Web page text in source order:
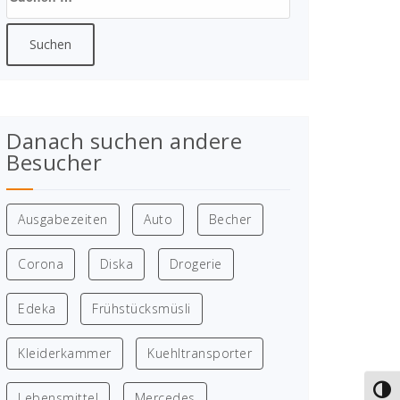
Danach suchen andere
Besucher
Ausgabezeiten Auto Becher
Corona Diska Drogerie
Edeka Frühstücksmüsli
Kleiderkammer Kuehltransporter